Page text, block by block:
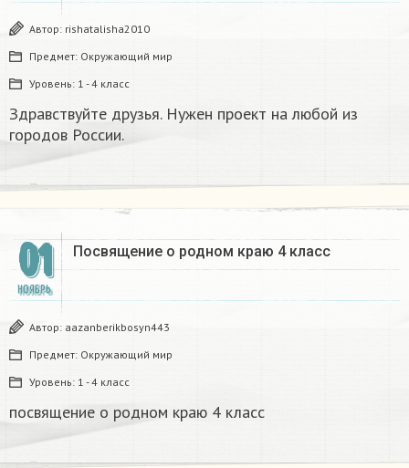
Автор: rishatalisha2010
Предмет: Окружающий мир
Уровень: 1 - 4 класс
Здравствуйте друзья. Нужен проект на любой из
городов России.
01
НОЯБРЬ
Посвящение о родном краю 4 класс
Автор: aazanberikbosyn443
Предмет: Окружающий мир
Уровень: 1 - 4 класс
посвящение о родном краю 4 класс